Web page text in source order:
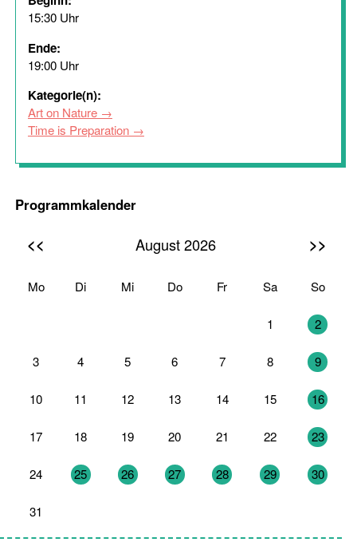
15:30 Uhr
Ende:
19:00 Uhr
Kategorie(n):
Art on Nature
Time is Preparation
Programmkalender
<< August 2026 >>
Mo Di Mi Do Fr Sa So
1 2
3 4 5 6 7 8 9
10 11 12 13 14 15 16
17 18 19 20 21 22 23
24 25 26 27 28 29 30
31